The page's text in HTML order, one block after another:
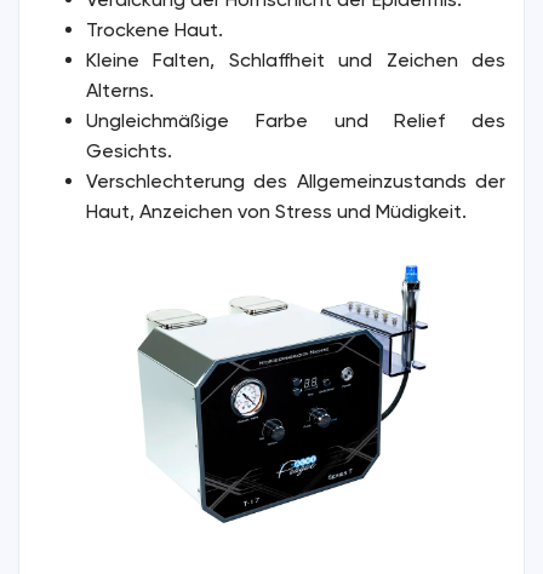
Trockene Haut.
Kleine Falten, Schlaffheit und Zeichen des
Alterns.
Ungleichmäßige Farbe und Relief des
Gesichts.
Verschlechterung des Allgemeinzustands der
Haut, Anzeichen von Stress und Müdigkeit.